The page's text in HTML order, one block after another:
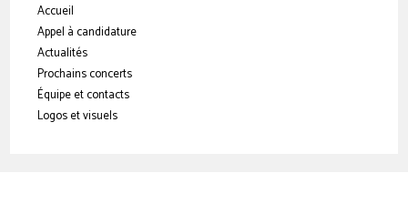
Accueil
Appel à candidature
Actualités
Prochains concerts
Équipe et contacts
Logos et visuels